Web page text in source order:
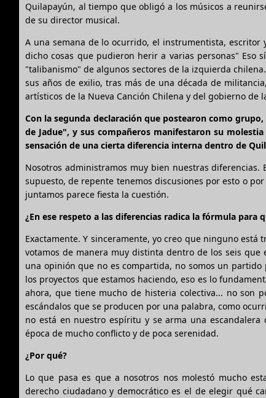
Quilapayún, al tiempo que obligó a los músicos a
de su director musical.
A una semana de lo ocurrido, el instrumentista,
dicho cosas que pudieron herir a varias personas"
"talibanismo" de algunos sectores de la izquierda
sus años de exilio, tras más de una década de
artísticos de la Nueva Canción Chilena y del gobierno de
Con la segunda declaración que postearon como
de Jadue", y sus compañeros manifestaron su
sensación de una cierta diferencia interna dentro de
Nosotros administramos muy bien nuestras
supuesto, de repente tenemos discusiones por esto o
juntamos parece fiesta la cuestión.
¿En ese respeto a las diferencias radica la fórmula
Exactamente. Y sinceramente, yo creo que ninguno
votamos de manera muy distinta dentro de los seis
una opinión que no es compartida, no somos un
los proyectos que estamos haciendo, eso es lo
ahora, que tiene mucho de histeria colectiva... no son
escándalos que se producen por una palabra, como
no está en nuestro espíritu y se arma una
época de mucho conflicto y de poca serenidad.
¿Por qué?
Lo que pasa es que a nosotros nos molestó mucho
derecho ciudadano y democrático es el de elegir qué